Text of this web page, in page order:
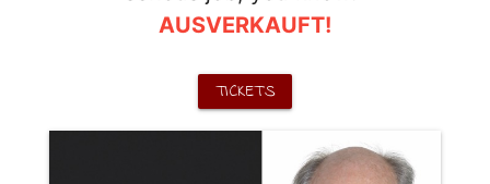
AUSVERKAUFT!
TICKETS